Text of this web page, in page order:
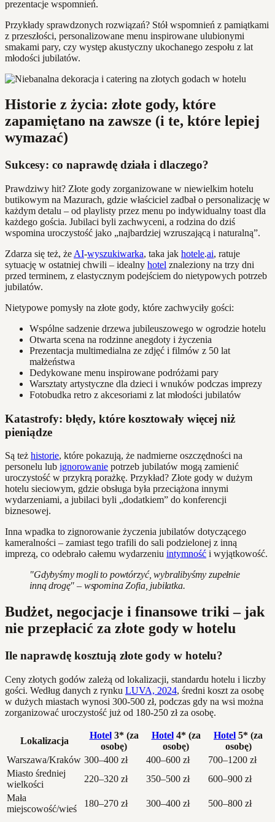
prezentacje wspomnień.
Przykłady sprawdzonych rozwiązań? Stół wspomnień z pamiątkami
z przeszłości, personalizowane menu inspirowane ulubionymi
smakami pary, czy występ akustyczny ukochanego zespołu z lat
młodości jubilatów.
Historie z życia: złote gody, które
zapamiętano na zawsze (i te, które lepiej
wymazać)
Sukcesy: co naprawdę działa i dlaczego?
Prawdziwy hit? Złote gody zorganizowane w niewielkim hotelu
butikowym na Mazurach, gdzie właściciel zadbał o personalizację w
każdym detalu – od playlisty przez menu po indywidualny toast dla
każdego gościa. Jubilaci byli zachwyceni, a rodzina do dziś
wspomina uroczystość jako „najbardziej wzruszającą i naturalną”.
Zdarza się też, że AI-wyszukiwarka, taka jak hotele.ai, ratuje
sytuację w ostatniej chwili – idealny hotel znaleziony na trzy dni
przed terminem, z elastycznym podejściem do nietypowych potrzeb
jubilatów.
Nietypowe pomysły na złote gody, które zachwyciły gości:
Wspólne sadzenie drzewa jubileuszowego w ogrodzie hotelu
Otwarta scena na rodzinne anegdoty i życzenia
Prezentacja multimedialna ze zdjęć i filmów z 50 lat
małżeństwa
Dedykowane menu inspirowane podróżami pary
Warsztaty artystyczne dla dzieci i wnuków podczas imprezy
Fotobudka retro z akcesoriami z lat młodości jubilatów
Katastrofy: błędy, które kosztowały więcej niż
pieniądze
Są też historie, które pokazują, że nadmierne oszczędności na
personelu lub ignorowanie potrzeb jubilatów mogą zamienić
uroczystość w przykrą porażkę. Przykład? Złote gody w dużym
hotelu sieciowym, gdzie obsługa była przeciążona innymi
wydarzeniami, a jubilaci byli „dodatkiem” do konferencji
biznesowej.
Inna wpadka to zignorowanie życzenia jubilatów dotyczącego
kameralności – zamiast tego trafili do sali podzielonej z inną
imprezą, co odebrało całemu wydarzeniu intymność i wyjątkowość.
"Gdybyśmy mogli to powtórzyć, wybralibyśmy zupełnie
inną drogę" – wspomina Zofia, jubilatka.
Budżet, negocjacje i finansowe triki – jak
nie przepłacić za złote gody w hotelu
Ile naprawdę kosztują złote gody w hotelu?
Ceny złotych godów zależą od lokalizacji, standardu hotelu i liczby
gości. Według danych z rynku LUVA, 2024, średni koszt za osobę
w dużych miastach wynosi 300-500 zł, podczas gdy na wsi można
zorganizować uroczystość już od 180-250 zł za osobę.
Lokalizacja
Hotel3* (za
osobę)
Hotel4* (za
osobę)
Hotel 5* (za
osobę)
Warszawa/Kraków 300–400 zł 400–600 zł
700–1200 zł
Miasto średniej
wielkości
220–320 zł 350–500 zł
600–900 zł
Mała
miejscowość/wieś
180–270 zł 300–400 zł 500–800 zł